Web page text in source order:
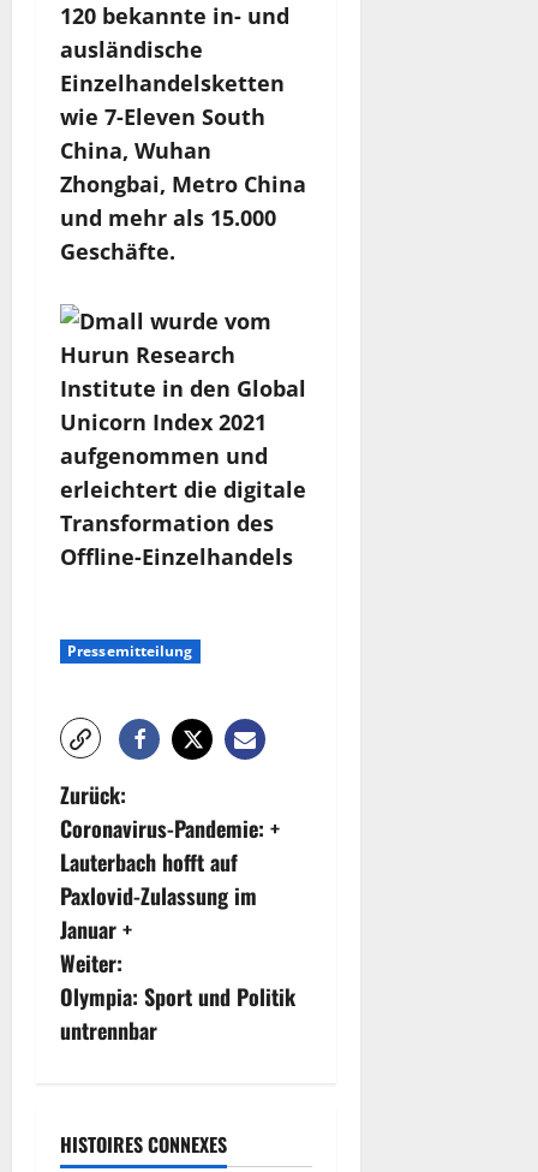
120 bekannte in- und
ausländische
Einzelhandelsketten
wie 7-Eleven South
China, Wuhan
Zhongbai, Metro China
und mehr als 15.000
Geschäfte.
Pressemitteilung
B
e
i
t
r
a
s
Zurück:
Coronavirus-Pandemie: +
Lauterbach hofft auf
Paxlovid-Zulassung im
Januar +
Weiter:
Olympia: Sport und Politik
untrennbar
HISTOIRES CONNEXES